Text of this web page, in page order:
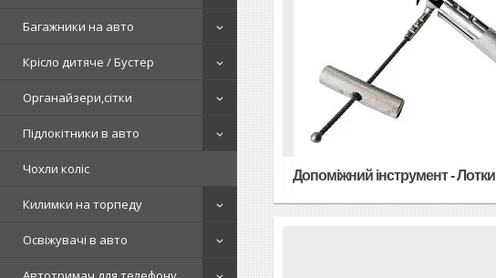
Багажники на авто
Крісло дитяче / Бустер
Органайзери,сітки
Підлокітники в авто
Чохли коліс
Килимки на торпеду
Освіжувачі в авто
Допоміжний інструмент - Лотки